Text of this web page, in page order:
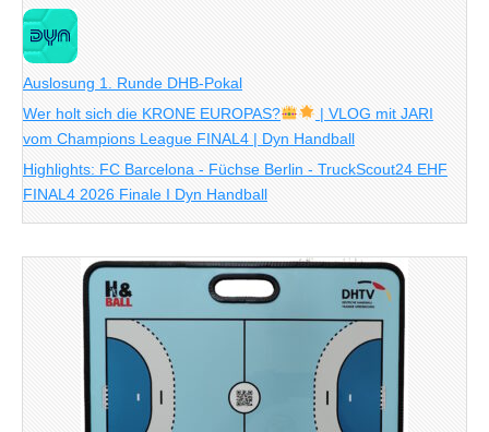
Auslosung 1. Runde DHB-Pokal
Wer holt sich die KRONE EUROPAS?
| VLOG mit JARI
vom Champions League FINAL4 | Dyn Handball
Highlights: FC Barcelona - Füchse Berlin - TruckScout24 EHF
FINAL4 2026 Finale I Dyn Handball